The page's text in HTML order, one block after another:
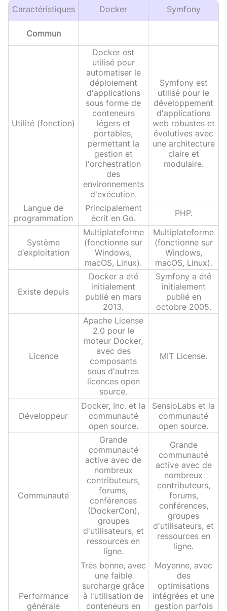
Caractéristiques Docker Symfony
Commun
Utilité (fonction)
Docker est
utilisé pour
automatiser le
déploiement
d'applications
sous forme de
conteneurs
légers et
portables,
permettant la
gestion et
l'orchestration
des
environnements
d'exécution.
Symfony est
utilisé pour le
développement
d'applications
web robustes et
évolutives avec
une architecture
claire et
modulaire.
Langue de
programmation
Principalement
écrit en Go.
PHP.
Système
d‘exploitation
Multiplateforme
(fonctionne sur
Windows,
macOS, Linux).
Multiplateforme
(fonctionne sur
Windows,
macOS, Linux).
Existe depuis
Docker a été
initialement
publié en mars
2013.
Symfony a été
initialement
publié en
octobre 2005.
Licence
Apache License
2.0 pour le
moteur Docker,
avec des
composants
sous d'autres
licences open
source.
MIT License.
Développeur
Docker, Inc. et la
communauté
open source.
SensioLabs et la
communauté
open source.
Communauté
Grande
communauté
active avec de
nombreux
contributeurs,
forums,
conférences
(DockerCon),
groupes
d'utilisateurs, et
ressources en
ligne.
Grande
communauté
active avec de
nombreux
contributeurs,
forums,
conférences,
groupes
d'utilisateurs, et
ressources en
ligne.
Performance
générale
Très bonne, avec
une faible
surcharge grâce
à l'utilisation de
conteneurs en
Moyenne, avec
des
optimisations
intégrées et une
gestion parfois